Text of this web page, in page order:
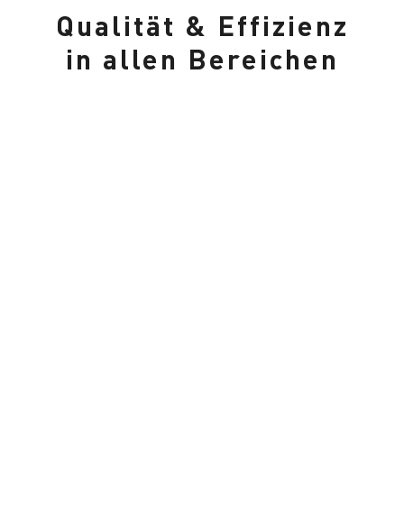
Qualität & Effizienz
in allen Bereichen